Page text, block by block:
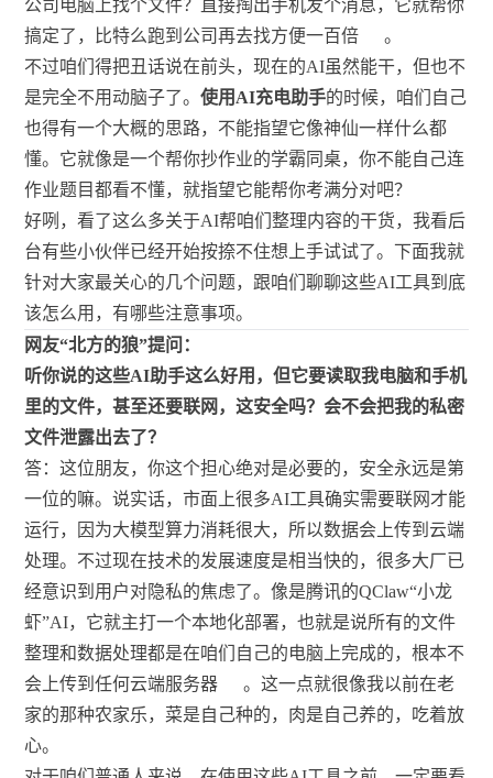
公司电脑上找个文件？直接掏出手机发个消息，它就帮你
搞定了，比特么跑到公司再去找方便一百倍
。
不过咱们得把丑话说在前头，现在的AI虽然能干，但也不
是完全不用动脑子了。使用AI充电助手的时候，咱们自己
也得有一个大概的思路，不能指望它像神仙一样什么都
懂。它就像是一个帮你抄作业的学霸同桌，你不能自己连
作业题目都看不懂，就指望它能帮你考满分对吧？
好咧，看了这么多关于AI帮咱们整理内容的干货，我看后
台有些小伙伴已经开始按捺不住想上手试试了。下面我就
针对大家最关心的几个问题，跟咱们聊聊这些AI工具到底
该怎么用，有哪些注意事项。
网友“北方的狼”提问：
听你说的这些AI助手这么好用，但它要读取我电脑和手机
里的文件，甚至还要联网，这安全吗？会不会把我的私密
文件泄露出去了？
答：这位朋友，你这个担心绝对是必要的，安全永远是第
一位的嘛。说实话，市面上很多AI工具确实需要联网才能
运行，因为大模型算力消耗很大，所以数据会上传到云端
处理。不过现在技术的发展速度是相当快的，很多大厂已
经意识到用户对隐私的焦虑了。像是腾讯的QClaw“小龙
虾”AI，它就主打一个本地化部署，也就是说所有的文件
整理和数据处理都是在咱们自己的电脑上完成的，根本不
会上传到任何云端服务器
。这一点就很像我以前在老
家的那种农家乐，菜是自己种的，肉是自己养的，吃着放
心。